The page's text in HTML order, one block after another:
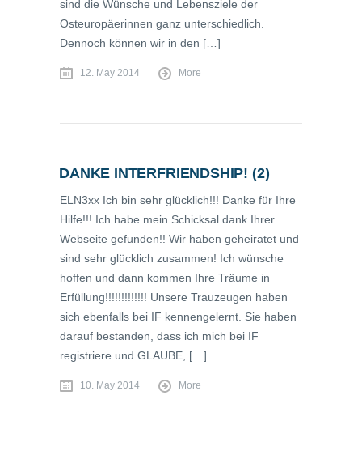
sind die Wünsche und Lebensziele der
Osteuropäerinnen ganz unterschiedlich.
Dennoch können wir in den […]
12. May 2014 More
DANKE INTERFRIENDSHIP! (2)
ELN3xx Ich bin sehr glücklich!!! Danke für Ihre
Hilfe!!! Ich habe mein Schicksal dank Ihrer
Webseite gefunden!! Wir haben geheiratet und
sind sehr glücklich zusammen! Ich wünsche
hoffen und dann kommen Ihre Träume in
Erfüllung!!!!!!!!!!!!! Unsere Trauzeugen haben
sich ebenfalls bei IF kennengelernt. Sie haben
darauf bestanden, dass ich mich bei IF
registriere und GLAUBE, […]
10. May 2014 More